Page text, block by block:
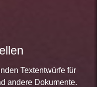
Textentwürfe für
andere Dokumente.